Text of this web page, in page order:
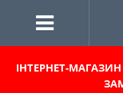
ІНТЕРНЕТ-МАГАЗИН